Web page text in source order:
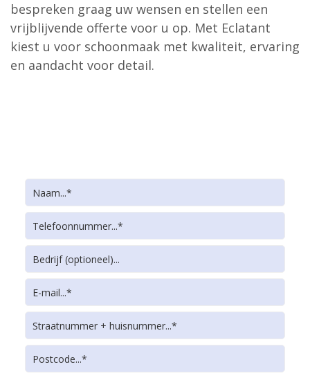
bespreken graag uw wensen en stellen een
vrijblijvende offerte voor u op. Met Eclatant
kiest u voor schoonmaak met kwaliteit, ervaring
en aandacht voor detail.